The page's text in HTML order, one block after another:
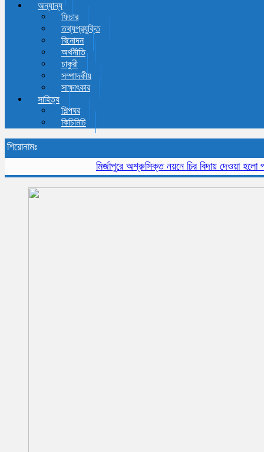
অন্যান্য
ফিচার
তথ্যপ্রযুক্তি
বিনোদন
অর্থনীতি
চাকুরী
সম্পাদকীয়
সাক্ষাৎকার
সাহিত্য
শিল্পঘর
কিচিমিচি
শিরোনামঃ
মির্জাপুরে অশ্রুসিক্ত নয়নে চির বিদায় দেওয়া হলো প্রবীন